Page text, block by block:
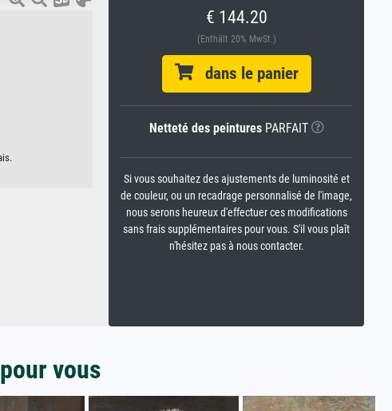
€ 144.20
(Enthält 20% MwSt.)
dans le panier
Netteté des peinturesPARFAIT
Si vous souhaitez des ajustements de luminosité et
de couleur, ou un recadrage personnalisé de l'image,
nous serons heureux d'effectuer ces modifications
sans frais supplémentaires pour vous. S'il vous plaît
n'hésitez pas à nous contacter.
vous